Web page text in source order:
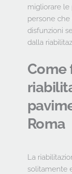
migliorare le
persone
disfunzioni
dalla
Come
Roma
La
solitamente